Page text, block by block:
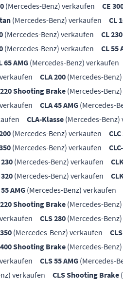
(Mercedes-Benz) verkaufen CE
(Mercedes-Benz) verkaufen CL
(Mercedes-Benz) verkaufen CL 230
(Mercedes-Benz) verkaufen CL 55
65 AMG(Mercedes-Benz) verkaufen
CLA 200 (Mercedes-
220 Shooting Brake (Mercedes-
CLA 45 AMG (Mercedes-
CLA-Klasse (Mercedes-Benz)
(Mercedes-Benz) verkaufen
(Mercedes-Benz) verkaufen
(Mercedes-Benz) verkaufen
(Mercedes-Benz) verkaufen
AMG(Mercedes-Benz) verkaufen
220 Shooting Brake (Mercedes-
CLS 280 (Mercedes-
(Mercedes-Benz) verkaufen
400 Shooting Brake (Mercedes-
CLS 55 AMG (Mercedes-
verkaufen CLS Shooting Brake